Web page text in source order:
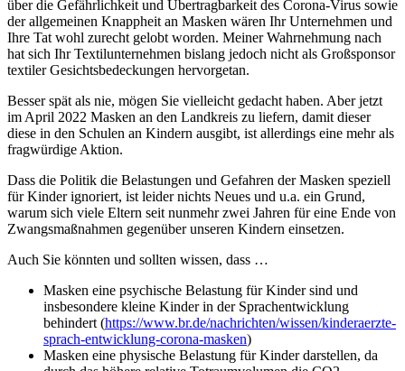
über die Gefährlichkeit und Übertragbarkeit des Corona-Virus sowie
der allgemeinen Knappheit an Masken wären Ihr Unternehmen und
Ihre Tat wohl zurecht gelobt worden. Meiner Wahrnehmung nach
hat sich Ihr Textilunternehmen bislang jedoch nicht als Großsponsor
textiler Gesichtsbedeckungen hervorgetan.
Besser spät als nie, mögen Sie vielleicht gedacht haben. Aber jetzt
im April 2022 Masken an den Landkreis zu liefern, damit dieser
diese in den Schulen an Kindern ausgibt, ist allerdings eine mehr als
fragwürdige Aktion.
Dass die Politik die Belastungen und Gefahren der Masken speziell
für Kinder ignoriert, ist leider nichts Neues und u.a. ein Grund,
warum sich viele Eltern seit nunmehr zwei Jahren für eine Ende von
Zwangsmaßnahmen gegenüber unseren Kindern einsetzen.
Auch Sie könnten und sollten wissen, dass …
Masken eine psychische Belastung für Kinder sind und
insbesondere kleine Kinder in der Sprachentwicklung
behindert (https://www.br.de/nachrichten/wissen/kinderaerzte-
sprach-entwicklung-corona-masken)
Masken eine physische Belastung für Kinder darstellen, da